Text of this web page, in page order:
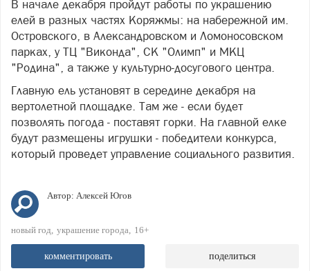
В начале декабря пройдут работы по украшению
елей в разных частях Коряжмы: на набережной им.
Островского, в Александровском и Ломоносовском
парках, у ТЦ "Виконда", СК "Олимп" и МКЦ
"Родина", а также у культурно-досугового центра.
Главную ель установят в середине декабря на
вертолетной площадке. Там же - если будет
позволять погода - поставят горки. На главной елке
будут размещены игрушки - победители конкурса,
который проведет управление социального развития.
Автор: Алексей Югов
новый год украшение города 16+
комментировать поделиться